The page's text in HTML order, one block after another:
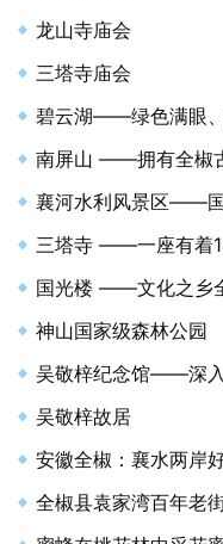
龙山寺庙会
三塔寺庙会
南屏山 ——拥有全椒
神山国家级森林公园
吴敬梓故居
全椒县袁家湾百年老